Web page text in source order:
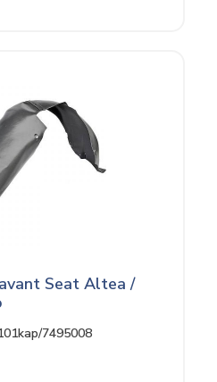
Seat Altea /
7495008